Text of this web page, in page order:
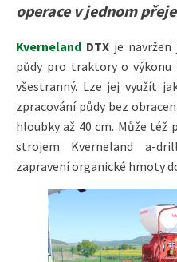
operace v jednom
Kverneland DTX je
půdy pro traktory o výkonu
všestranný. Lze jej využít
zpracování půdy bez
hloubky až 40 cm. Může též
strojem Kverneland a-
zapravení organické hmoty